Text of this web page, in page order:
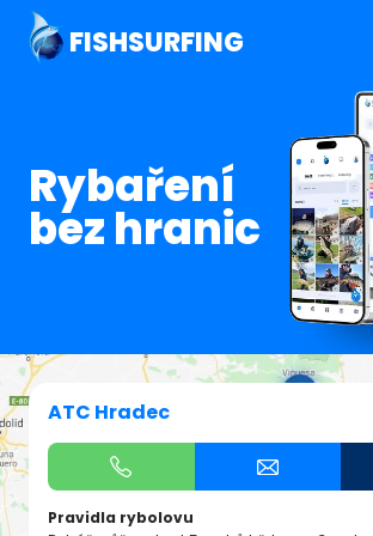
FISHSURFING
Rybaření
bez hranic
ATC Hradec
Pravidla rybolovu